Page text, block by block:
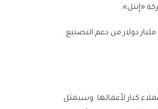
«إنتل».
ومنذ ذلك الحين، تدرس الحكومة الأميركية حصتها المباشرة في شركة تصنيع الرقائق، التي استفادت من نحو 7.9 مليار دولار من دعم التصنيع
كبار لأعمالها. وسيمثل